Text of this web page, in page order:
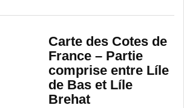
Carte des Cotes de
France – Partie
comprise entre Líle
de Bas et Líle
Brehat